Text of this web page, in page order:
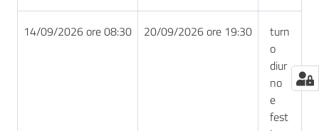
14/09/2026 ore 08:30 20/09/2026 ore 19:30
turn
o
diur
no
e
fest